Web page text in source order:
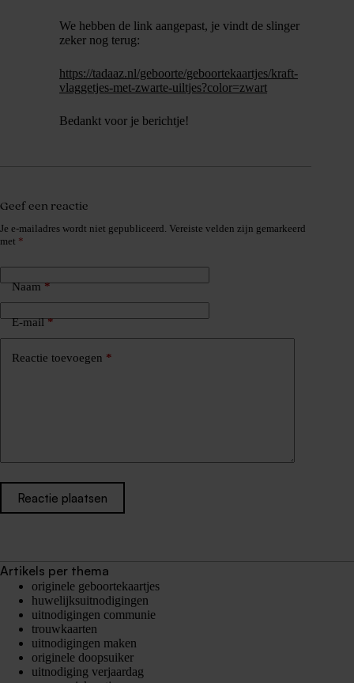
We hebben de link aangepast, je vindt de slinger
zeker nog terug:
https://tadaaz.nl/geboorte/geboortekaartjes/kraft-
vlaggetjes-met-zwarte-uiltjes?color=zwart
Bedankt voor je berichtje!
Geef een reactie
Je e-mailadres wordt niet gepubliceerd. Vereiste velden zijn gemarkeerd
met *
Naam*
E-mail*
Reactie toevoegen *
Reactie plaatsen
Artikels per thema
originele geboortekaartjes
huwelijksuitnodigingen
uitnodigingen communie
trouwkaarten
uitnodigingen maken
originele doopsuiker
uitnodiging verjaardag